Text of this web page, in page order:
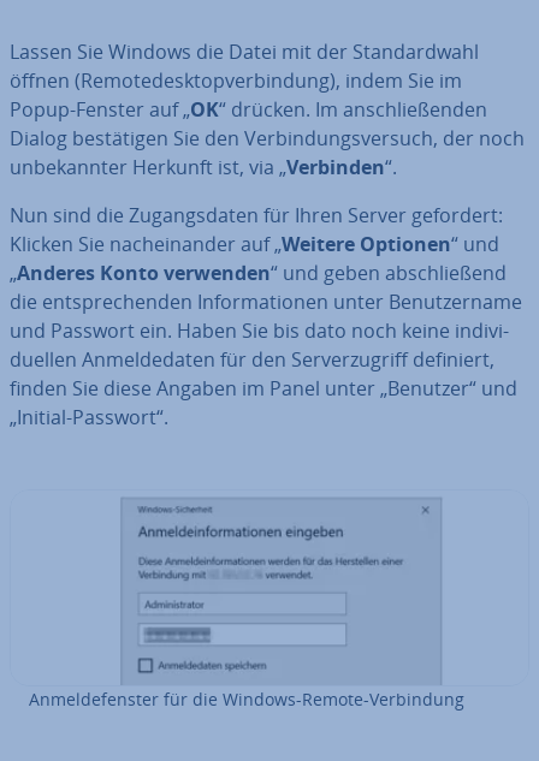
Lassen Sie Windows die Datei mit der Stan­dard­wahl
öffnen (Re­mo­te­de­sk­top­ver­bin­dung), indem Sie im
Popup-Fenster auf „OK“ drücken. Im an­schlie­ßen­den
Dialog be­stä­ti­gen Sie den Ver­bin­dungs­ver­such, der noch
un­be­kann­ter Herkunft ist, via „Verbinden“.
Nun sind die Zu­gangs­da­ten für Ihren Server gefordert:
Klicken Sie nach­ein­an­der auf „Weitere Optionen“ und
„Anderes Konto verwenden“ und geben ab­schlie­ßend
die ent­spre­chen­den In­for­ma­tio­nen unter Be­nut­zer­na­me
und Passwort ein. Haben Sie bis dato noch keine in­di­vi­
du­el­len An­mel­de­da­ten für den Ser­ver­zu­griff definiert,
finden Sie diese Angaben im Panel unter „Benutzer“ und
„Initial-Passwort“.
An­mel­de­fens­ter für die Windows-Remote-Ver­bin­dung